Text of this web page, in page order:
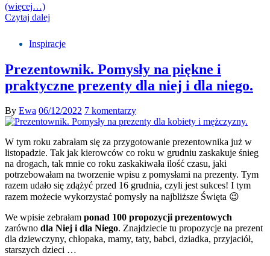
(więcej…)
Czytaj dalej
Inspiracje
Prezentownik. Pomysły na piękne i
praktyczne prezenty dla niej i dla niego.
By Ewa 06/12/2022 7 komentarzy
W tym roku zabrałam się za przygotowanie prezentownika już w
listopadzie. Tak jak kierowców co roku w grudniu zaskakuje śnieg
na drogach, tak mnie co roku zaskakiwała ilość czasu, jaki
potrzebowałam na tworzenie wpisu z pomysłami na prezenty. Tym
razem udało się zdążyć przed 16 grudnia, czyli jest sukces! I tym
razem możecie wykorzystać pomysły na najbliższe Święta 😉
We wpisie zebrałam ponad 100 propozycji prezentowych
zarówno dla Niej i dla Niego. Znajdziecie tu propozycje na prezent
dla dziewczyny, chłopaka, mamy, taty, babci, dziadka, przyjaciół,
starszych dzieci …